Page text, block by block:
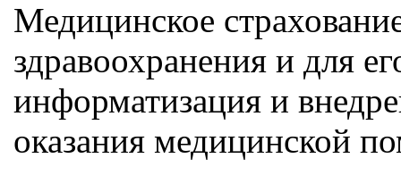
Медицинское
здравоохранения и для
информатизация и
оказания медицинской